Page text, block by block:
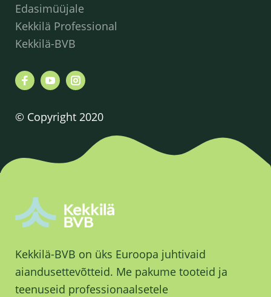
Edasimüüjale
Kekkilä Professional
Kekkilä-BVB
© Copyright 2020
Kekkilä-BVB on üks Euroopa juhtivaid
aiandusettevõtteid. Me pakume tooteid ja
teenuseid professionaalsetele